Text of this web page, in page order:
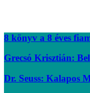
8 könyv a 8 éves
Grecsó Krisztián:
Dr. Seuss: Kalapos